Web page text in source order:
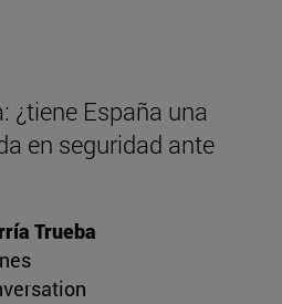
¿tiene España una
en seguridad ante
Trueba